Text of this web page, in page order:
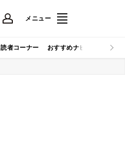
メニュー
読者コーナー おすすめナビ マイナビ